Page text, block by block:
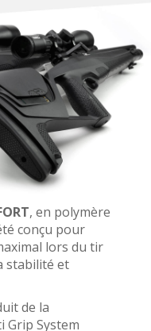
, en polymère
conçu pour
lors du tir
stabilité et
de la
System